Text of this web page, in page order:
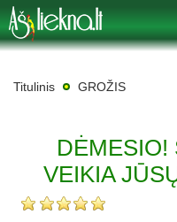
Titulinis GROŽIS
DĖMESIO!
VEIKIA